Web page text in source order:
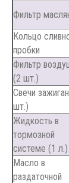
Фильтр
Кольцо
пробки
Фильтр
(2 шт.)
Свечи
шт.)
Жидкость в
тормозной
системе (1 л.)
Масло в
раздаточной